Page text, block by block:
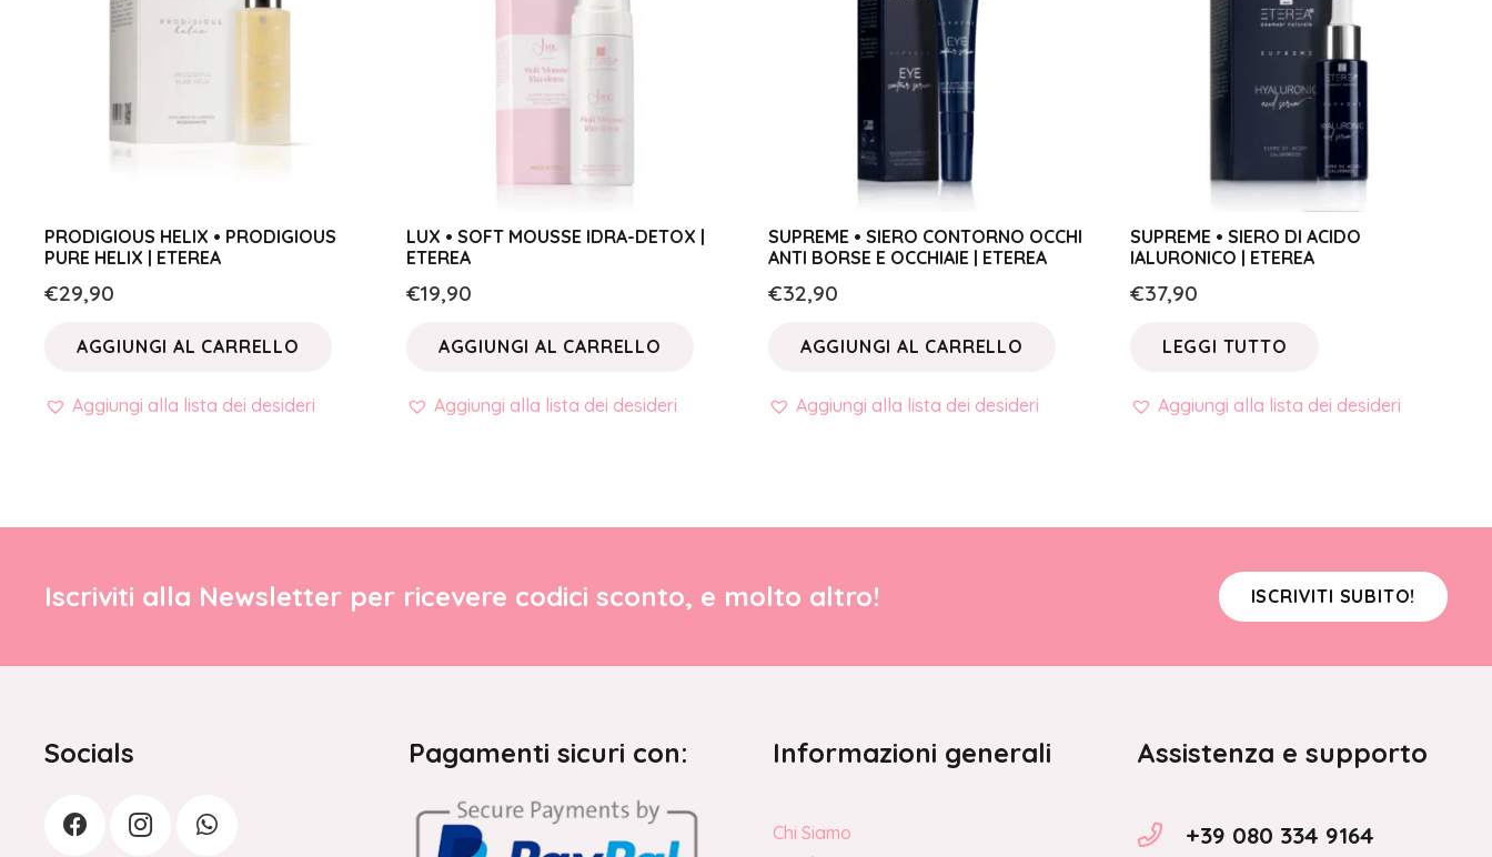
PRODIGIOUS HELIX • PRODIGIOUS
PURE HELIX | ETEREA
€29,90
AGGIUNGI AL CARRELLO
Aggiungi alla lista dei desideri
LUX • SOFT MOUSSE IDRA-DETOX |
ETEREA
€19,90
AGGIUNGI AL CARRELLO
Aggiungi alla lista dei desideri
SUPREME • SIERO CONTORNO OCCHI
ANTI BORSE E OCCHIAIE | ETEREA
€32,90
AGGIUNGI AL CARRELLO
Aggiungi alla lista dei desideri
SUPREME • SIERO DI ACIDO
IALURONICO | ETEREA
€37,90
LEGGI TUTTO
Aggiungi alla lista dei desideri
Iscriviti alla Newsletter per ricevere codici sconto, e molto altro! ISCRIVITI SUBITO!
Socials Pagamenti sicuri con: Informazioni generali
Chi Siamo
Assistenza e supporto
+39 080 334 9164